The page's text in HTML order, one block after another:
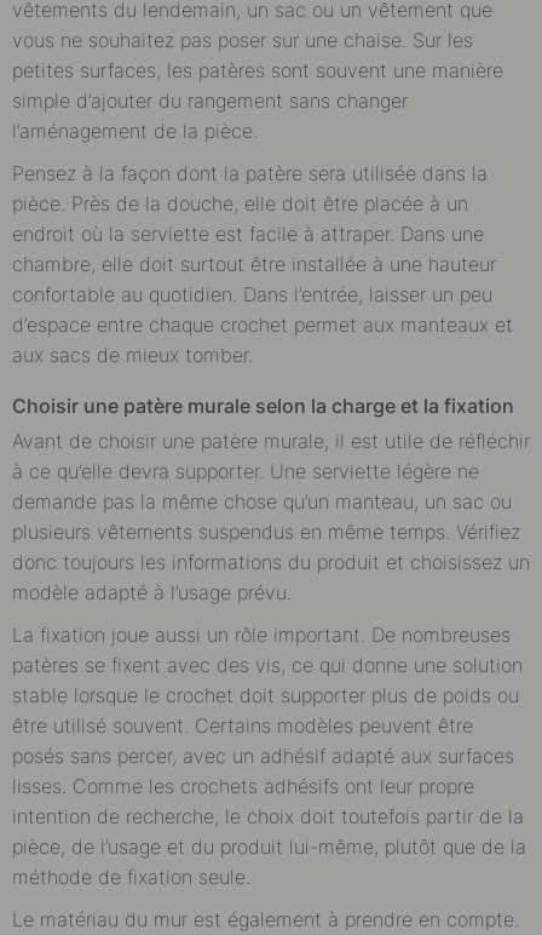
vêtements du lendemain, un sac ou un vêtement que
vous ne souhaitez pas poser sur une chaise. Sur les
petites surfaces, les patères sont souvent une manière
simple d’ajouter du rangement sans changer
l’aménagement de la pièce.
Pensez à la façon dont la patère sera utilisée dans la
pièce. Près de la douche, elle doit être placée à un
endroit où la serviette est facile à attraper. Dans une
chambre, elle doit surtout être installée à une hauteur
confortable au quotidien. Dans l’entrée, laisser un peu
d’espace entre chaque crochet permet aux manteaux et
aux sacs de mieux tomber.
Choisir une patère murale selon la charge et la fixation
Avant de choisir une patère murale, il est utile de réfléchir
à ce qu’elle devra supporter. Une serviette légère ne
demande pas la même chose qu’un manteau, un sac ou
plusieurs vêtements suspendus en même temps. Vérifiez
donc toujours les informations du produit et choisissez un
modèle adapté à l’usage prévu.
La fixation joue aussi un rôle important. De nombreuses
patères se fixent avec des vis, ce qui donne une solution
stable lorsque le crochet doit supporter plus de poids ou
être utilisé souvent. Certains modèles peuvent être
posés sans percer, avec un adhésif adapté aux surfaces
lisses. Comme les crochets adhésifs ont leur propre
intention de recherche, le choix doit toutefois partir de la
pièce, de l’usage et du produit lui-même, plutôt que de la
méthode de fixation seule.
Le matériau du mur est également à prendre en compte.